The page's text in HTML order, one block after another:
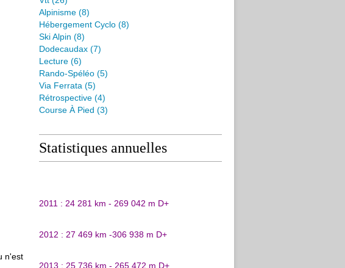
n'est
Alpinisme (8)
Hébergement Cyclo (8)
Ski Alpin (8)
Dodecaudax (7)
Lecture (6)
Rando-Spéléo (5)
Via Ferrata (5)
Rétrospective (4)
Course À Pied (3)
Statistiques annuelles
2011 : 24 281 km - 269 042 m D+
2012 : 27 469 km -306 938 m D+
2013 : 25 736 km - 265 472 m D+